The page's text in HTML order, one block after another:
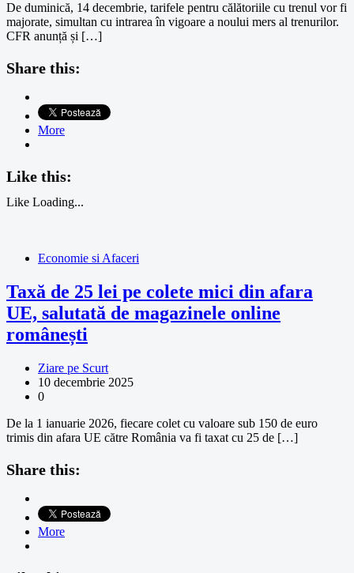
De duminică, 14 decembrie, tarifele pentru călătoriile cu trenul vor fi
majorate, simultan cu intrarea în vigoare a noului mers al trenurilor.
CFR anunță și […]
Share this:
More
Like this:
Like Loading...
Economie si Afaceri
Taxă de 25 lei pe colete mici din afara
UE, salutată de magazinele online
românești
Ziare pe Scurt
10 decembrie 2025
0
De la 1 ianuarie 2026, fiecare colet cu valoare sub 150 de euro
trimis din afara UE către România va fi taxat cu 25 de […]
Share this:
More